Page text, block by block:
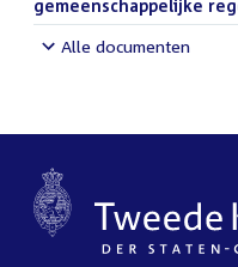
gemeenschappelijke
Alle documenten